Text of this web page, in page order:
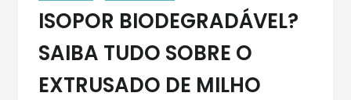
ISOPOR BIODEGRADÁVEL?
SAIBA TUDO SOBRE O
EXTRUSADO DE MILHO